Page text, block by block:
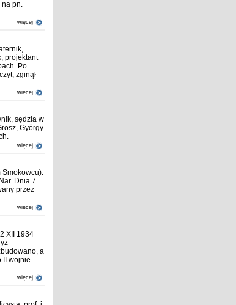
na pn.
więcej
projektant
Po
zginął
więcej
sędzia w
György
więcej
Smokowcu).
Dnia 7
przez
więcej
XII 1934
a
II wojnie
więcej